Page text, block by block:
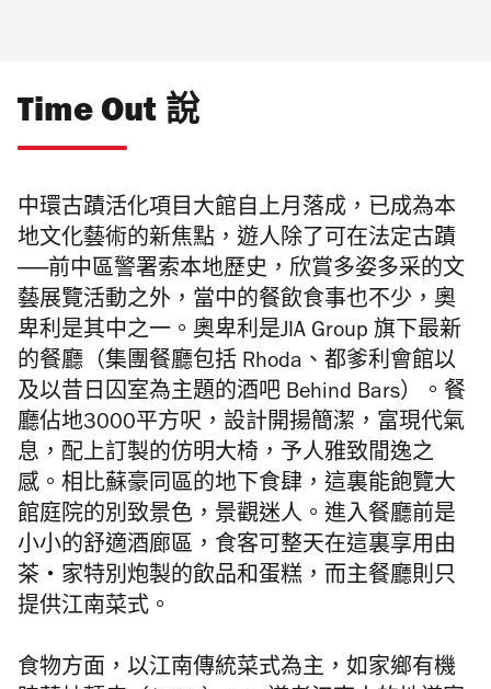
Time Out 說
中環古蹟活化項目大館自上月落成，已成為本
地文化藝術的新焦點，遊人除了可在法定古蹟
──前中區警署索本地歷史，欣賞多姿多采的文
藝展覽活動之外，當中的餐飲食事也不少， 奧
卑利是其中之一。 奧卑利是JIA Group 旗下最新
的餐廳（集團餐廳包括 Rhoda、都爹利會館以
及以昔日囚室為主題的酒吧 Behind Bars）。餐
廳佔地3000平方呎，設計開揚簡潔，富現代氣
息，配上訂製的仿明大椅，予人雅致閒逸之
感。相比蘇豪同區的地下食肆，這裏能飽覽大
館庭院的別致景色，景觀迷人。進入餐廳前是
小小的舒適酒廊區，食客可整天在這裏享用由
茶・家特別炮製的飲品和蛋糕，而主餐廳則只
提供江南菜式。
食物方面，以江南傳統菜式為主，如家鄉有機